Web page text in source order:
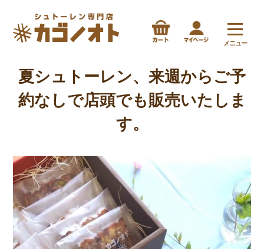
メニュー
夏シュトーレン、来週からご予
約なしで店頭でも販売いたしま
す。